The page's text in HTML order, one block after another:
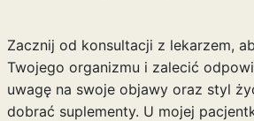
Zacznij od konsultacji z lekarzem,
Twojego organizmu i zalecić
uwagę na swoje objawy oraz styl
dobrać suplementy. U mojej